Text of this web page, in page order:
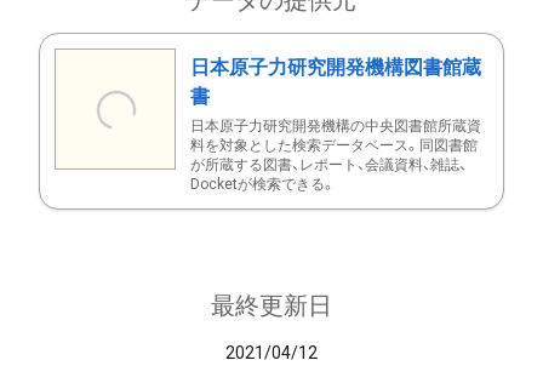
日本原子力研究開発機構図書館蔵
書
日本原子力研究開発機構の中央図書館所蔵資
料を対象とした検索データベース。同図書館
が所蔵する図書、レポート、会議資料、雑誌、
Docketが検索できる。
最終更新日
2021/04/12